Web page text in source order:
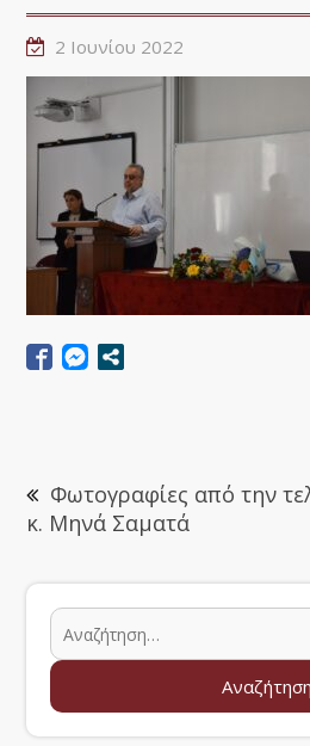
2 Ιουνίου 2022
Φωτογραφίες από την
κ. Μηνά Σαματά